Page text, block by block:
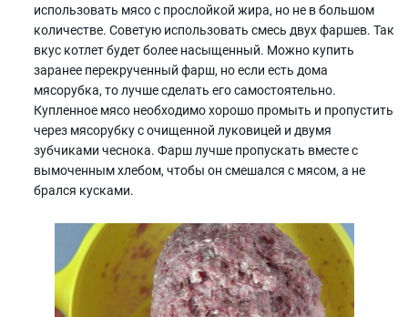
использовать мясо с прослойкой жира, но не в большом
количестве. Советую использовать смесь двух фаршев. Так
вкус котлет будет более насыщенный. Можно купить
заранее перекрученный фарш, но если есть дома
мясорубка, то лучше сделать его самостоятельно.
Купленное мясо необходимо хорошо промыть и пропустить
через мясорубку с очищенной луковицей и двумя
зубчиками чеснока. Фарш лучше пропускать вместе с
вымоченным хлебом, чтобы он смешался с мясом, а не
брался кусками.